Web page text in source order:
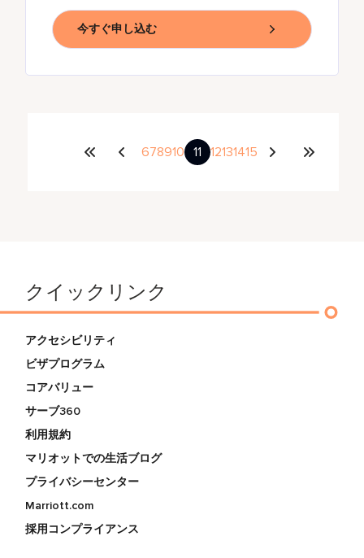
今すぐ申し込む
678910 11 12131415
クイックリンク
アクセシビリティ
ビザプログラム
コアバリュー
サーブ360
利用規約
マリオットでの生活ブログ
プライバシーセンター
Marriott.com
採用コンプライアンス